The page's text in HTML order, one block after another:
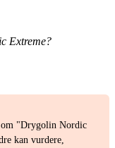
Extreme?
om "Drygolin Nordic
kan vurdere,